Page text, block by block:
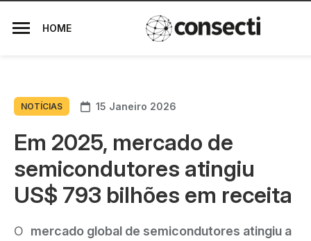
HOME
NOTÍCIAS 15 Janeiro 2026
Em 2025, mercado de
semicondutores atingiu
US$ 793 bilhões em receita
O mercado global de semicondutores atingiu a